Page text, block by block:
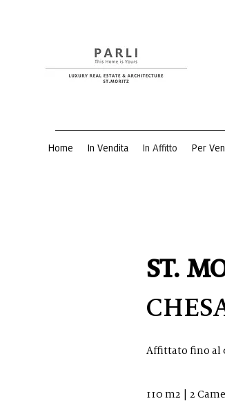
Home In Vendita In Affitto Per
ST.
Affittato fino al
110 m2 | 2